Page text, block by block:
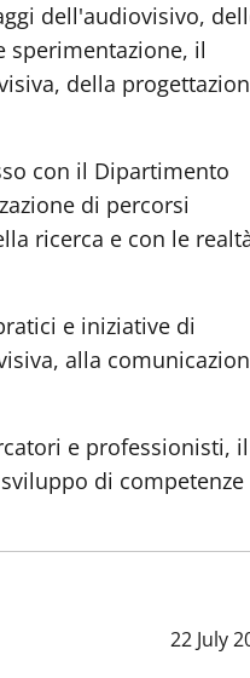
dell'audiovisivo,
sperimentazione, il
della
con il Dipartimento
di percorsi
ricerca e con le
e iniziative di
alla
e professionisti, il
di competenze
Data
22 July